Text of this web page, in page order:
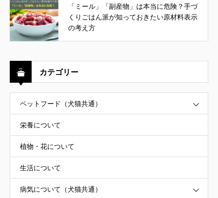
「ミール」「副産物」は本当に危険？手づ
くりごはん派が知っておきたい原材料表示
の考え方
カテゴリー
ペットフード（犬猫共通）
栄養について
植物・花について
生活について
病気について（犬猫共通）